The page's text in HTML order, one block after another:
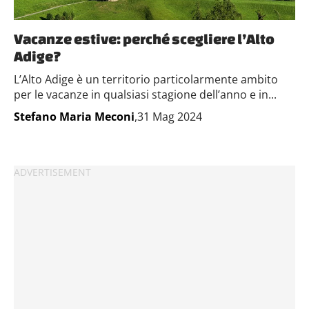
Vacanze estive: perché scegliere l’Alto
Adige?
L’Alto Adige è un territorio particolarmente ambito
per le vacanze in qualsiasi stagione dell’anno e in...
Stefano Maria Meconi,31 Mag 2024